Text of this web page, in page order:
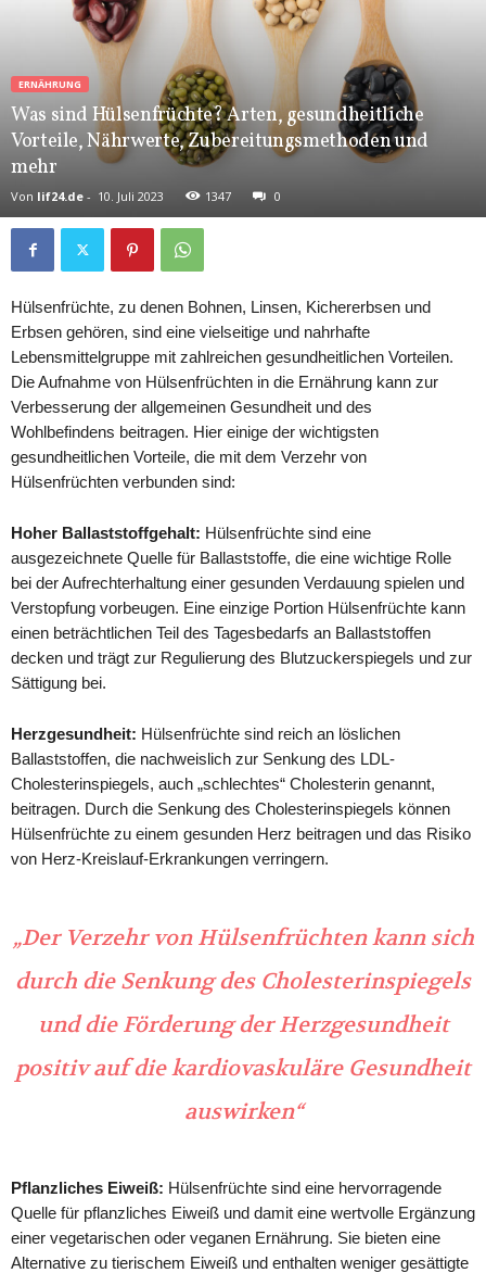
ERNÄHRUNG
Was sind Hülsenfrüchte? Arten, gesundheitliche
Vorteile, Nährwerte, Zubereitungsmethoden und
mehr
Von lif24.de - 10. Juli 2023 1347 0
Hülsenfrüchte, zu denen Bohnen, Linsen, Kichererbsen und
Erbsen gehören, sind eine vielseitige und nahrhafte
Lebensmittelgruppe mit zahlreichen gesundheitlichen Vorteilen.
Die Aufnahme von Hülsenfrüchten in die Ernährung kann zur
Verbesserung der allgemeinen Gesundheit und des
Wohlbefindens beitragen. Hier einige der wichtigsten
gesundheitlichen Vorteile, die mit dem Verzehr von
Hülsenfrüchten verbunden sind:
Hoher Ballaststoffgehalt: Hülsenfrüchte sind eine
ausgezeichnete Quelle für Ballaststoffe, die eine wichtige Rolle
bei der Aufrechterhaltung einer gesunden Verdauung spielen und
Verstopfung vorbeugen. Eine einzige Portion Hülsenfrüchte kann
einen beträchtlichen Teil des Tagesbedarfs an Ballaststoffen
decken und trägt zur Regulierung des Blutzuckerspiegels und zur
Sättigung bei.
Herzgesundheit: Hülsenfrüchte sind reich an löslichen
Ballaststoffen, die nachweislich zur Senkung des LDL-
Cholesterinspiegels, auch „schlechtes“ Cholesterin genannt,
beitragen. Durch die Senkung des Cholesterinspiegels können
Hülsenfrüchte zu einem gesunden Herz beitragen und das Risiko
von Herz-Kreislauf-Erkrankungen verringern.
„Der Verzehr von Hülsenfrüchten kann sich
durch die Senkung des Cholesterinspiegels
und die Förderung der Herzgesundheit
positiv auf die kardiovaskuläre Gesundheit
auswirken“
Pflanzliches Eiweiß: Hülsenfrüchte sind eine hervorragende
Quelle für pflanzliches Eiweiß und damit eine wertvolle Ergänzung
einer vegetarischen oder veganen Ernährung. Sie bieten eine
Alternative zu tierischem Eiweiß und enthalten weniger gesättigte